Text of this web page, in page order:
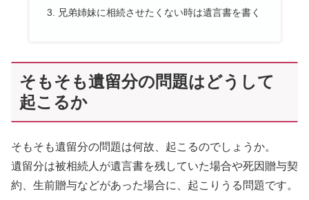
兄弟姉妹に相続させたくない時は遺言書を書く
そもそも遺留分の問題はどうして
起こるか
そもそも遺留分の問題は何故、起こるのでしょうか。
遺留分は被相続人が遺言書を残していた場合や死因贈与契
約、生前贈与などがあった場合に、起こりうる問題です。